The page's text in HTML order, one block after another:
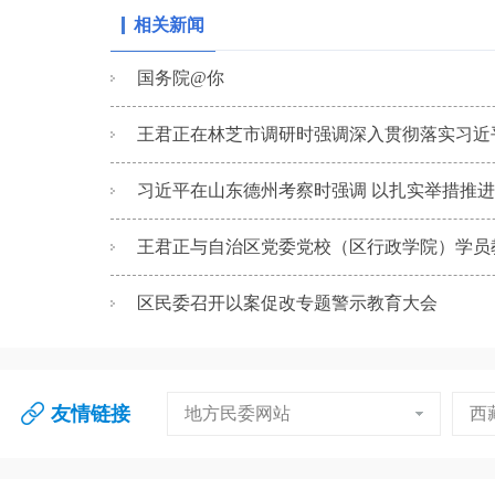
相关新闻
国务院@你
王君正在林芝市调研时强调深入贯彻落实习
习近平在山东德州考察时强调 以扎实举措推
王君正与自治区党委党校（区行政学院）学
区民委召开以案促改专题警示教育大会
友情链接 地方民委网站 西